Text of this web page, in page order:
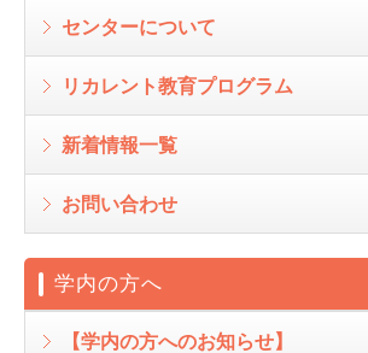
センターについて
リカレント教育プログラム
新着情報一覧
お問い合わせ
学内の方へ
【学内の方へのお知らせ】